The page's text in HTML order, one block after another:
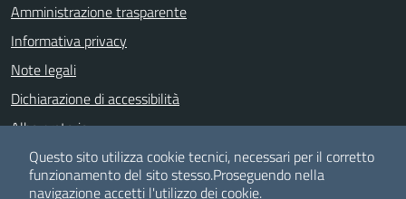
Amministrazione trasparente
Informativa privacy
Note legali
Dichiarazione di accessibilità
Albo pretorio
Meccanismo di feedback
Questo sito utilizza cookie tecnici, necessari per il corretto
funzionamento del sito stesso.Proseguendo nella
navigazione accetti l'utilizzo dei cookie.